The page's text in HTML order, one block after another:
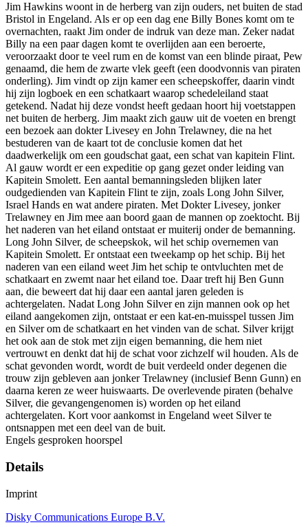
Jim Hawkins woont in de herberg van zijn ouders, net buiten de stad
Bristol in Engeland. Als er op een dag ene Billy Bones komt om te
overnachten, raakt Jim onder de indruk van deze man. Zeker nadat
Billy na een paar dagen komt te overlijden aan een beroerte,
veroorzaakt door te veel rum en de komst van een blinde piraat, Pew
genaamd, die hem de zwarte vlek geeft (een doodvonnis van piraten
onderling). Jim vindt op zijn kamer een scheepskoffer, daarin vindt
hij zijn logboek en een schatkaart waarop schedeleiland staat
getekend. Nadat hij deze vondst heeft gedaan hoort hij voetstappen
net buiten de herberg. Jim maakt zich gauw uit de voeten en brengt
een bezoek aan dokter Livesey en John Trelawney, die na het
bestuderen van de kaart tot de conclusie komen dat het
daadwerkelijk om een goudschat gaat, een schat van kapitein Flint.
Al gauw wordt er een expeditie op gang gezet onder leiding van
Kapitein Smolett. Een aantal bemanningsleden blijken later
oudgedienden van Kapitein Flint te zijn, zoals Long John Silver,
Israel Hands en wat andere piraten. Met Dokter Livesey, jonker
Trelawney en Jim mee aan boord gaan de mannen op zoektocht. Bij
het naderen van het eiland ontstaat er muiterij onder de bemanning.
Long John Silver, de scheepskok, wil het schip overnemen van
Kapitein Smolett. Er ontstaat een tweekamp op het schip. Bij het
naderen van een eiland weet Jim het schip te ontvluchten met de
schatkaart en zwemt naar het eiland toe. Daar treft hij Ben Gunn
aan, die beweert dat hij daar een aantal jaren geleden is
achtergelaten. Nadat Long John Silver en zijn mannen ook op het
eiland aangekomen zijn, ontstaat er een kat-en-muisspel tussen Jim
en Silver om de schatkaart en het vinden van de schat. Silver krijgt
het ook aan de stok met zijn eigen bemanning, die hem niet
vertrouwt en denkt dat hij de schat voor zichzelf wil houden. Als de
schat gevonden wordt, wordt de buit verdeeld onder degenen die
trouw zijn gebleven aan jonker Trelawney (inclusief Benn Gunn) en
daarna keren ze weer huiswaarts. De overlevende piraten (behalve
Silver, die gevangengenomen is) worden op het eiland
achtergelaten. Kort voor aankomst in Engeland weet Silver te
ontsnappen met een deel van de buit.
Engels gesproken hoorspel
Details
Imprint
Disky Communications Europe B.V.